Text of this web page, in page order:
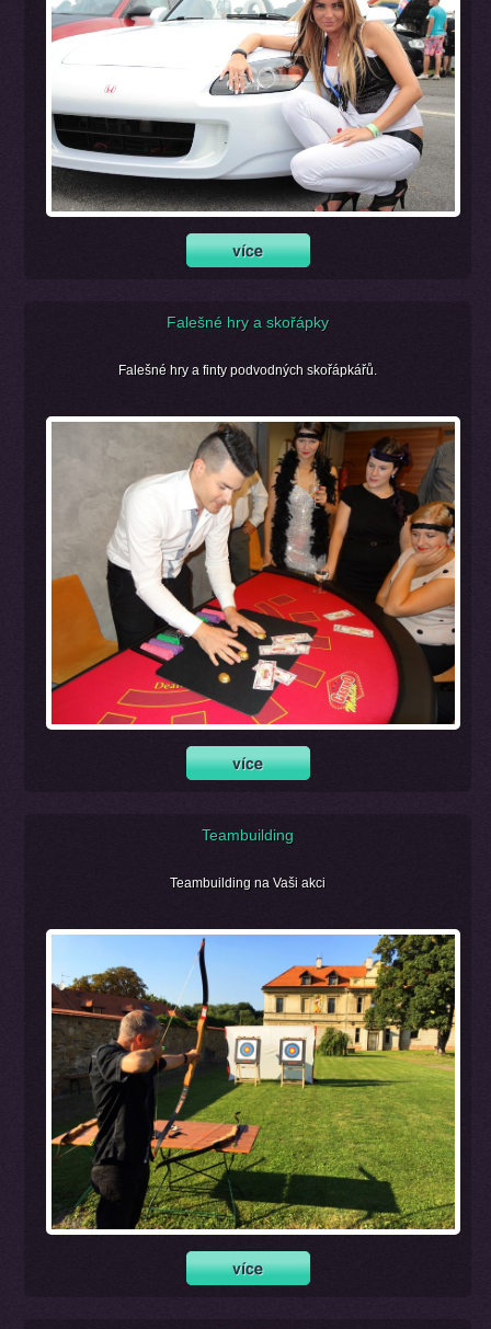
Falešné hry a skořápky
Falešné hry a finty podvodných skořápkářů.
Teambuilding
Teambuilding na Vaši akci